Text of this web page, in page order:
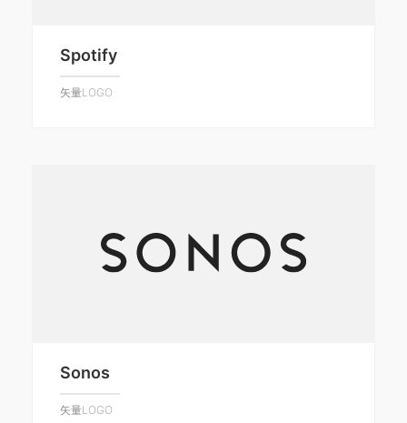
Spotify
矢量LOGO
Sonos
矢量LOGO